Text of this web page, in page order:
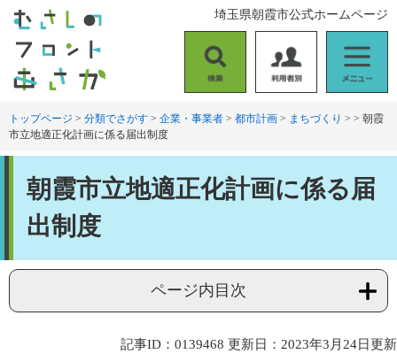
す
。
し
て
索
用
者
ニ
ュ
埼玉県朝霞市公式ホームページ
トップページ > 分類でさがす > 企業・事業者 > 都市計画 > まちづくり > > 朝霞
市立地適正化計画に係る届出制度
朝霞市立地適正化計画に係る届
出制度
ページ内目次
記事ID：0139468 更新日：2023年3月24日更新